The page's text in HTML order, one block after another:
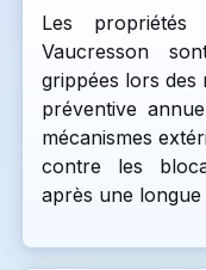
Les propriétés
Vaucresson
grippées lors des
préventive
mécanismes
contre les
après une longue